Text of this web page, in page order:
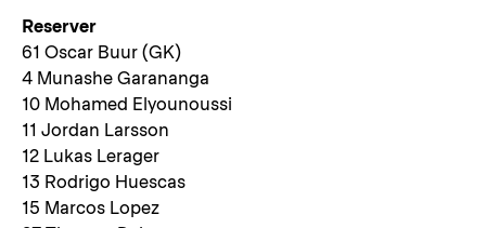
Reserver
61 Oscar Buur (GK)
4 Munashe Garananga
10 Mohamed Elyounoussi
11 Jordan Larsson
12 Lukas Lerager
13 Rodrigo Huescas
15 Marcos Lopez